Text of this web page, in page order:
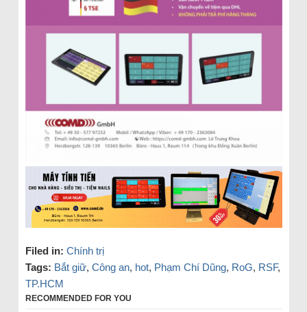
Filed in: Chính trị
Tags: Bắt giữ, Công an, hot, Phạm Chí Dũng, RoG, RSF,
TP.HCM
RECOMMENDED FOR YOU